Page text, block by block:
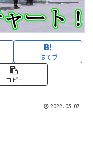
はてブ
コピー
2022.05.07